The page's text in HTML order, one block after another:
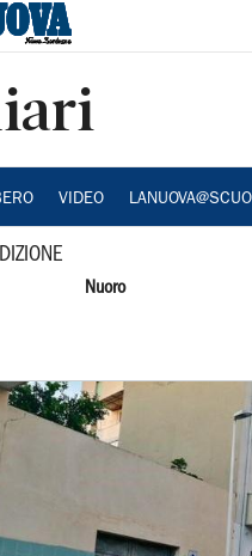
VIDEO
Nuoro